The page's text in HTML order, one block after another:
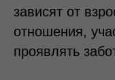
зависят от
отношения,
проявлять